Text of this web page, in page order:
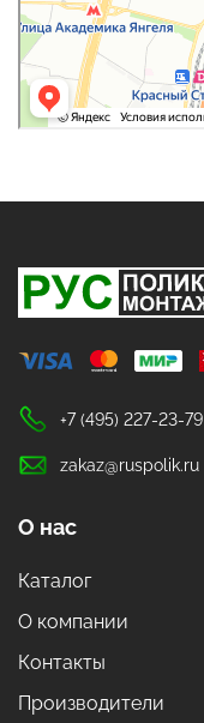
+7 (495) 227-23-79
zakaz@ruspolik.ru
О нас
Каталог
О компании
Контакты
Производители